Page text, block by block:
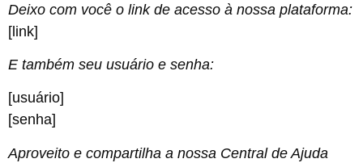
Deixo com você o link de acesso à nossa plataforma:
[link]
E também seu usuário e senha:
[usuário]
[senha]
Aproveito e compartilha a nossa Central de Ajuda